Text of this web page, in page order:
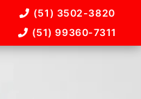
(51) 3502-3820
(51) 99360-7311